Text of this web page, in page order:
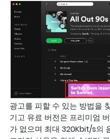
광고를 피할 수 있는 방법을
기고 유료 버전은 프리미엄
가 없으며 최대 320Kbit/s의